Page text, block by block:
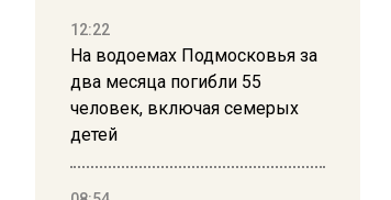
12:22
На водоемах Подмосковья за
два месяца погибли 55
человек, включая семерых
детей